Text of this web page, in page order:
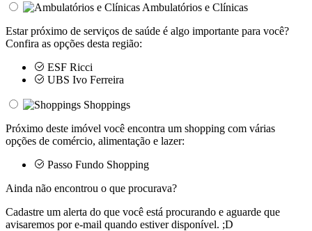
Ambulatórios e Clínicas
Estar próximo de serviços de saúde é algo importante para você?
Confira as opções desta região:
ESF Ricci
UBS Ivo Ferreira
Shoppings
Próximo deste imóvel você encontra um shopping com várias
opções de comércio, alimentação e lazer:
Passo Fundo Shopping
Ainda não encontrou o que procurava?
Cadastre um alerta do que você está procurando e aguarde que
avisaremos por e-mail quando estiver disponível. ;D